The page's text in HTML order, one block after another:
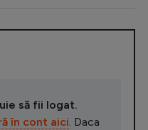
să fii logat.
în cont aici. Daca